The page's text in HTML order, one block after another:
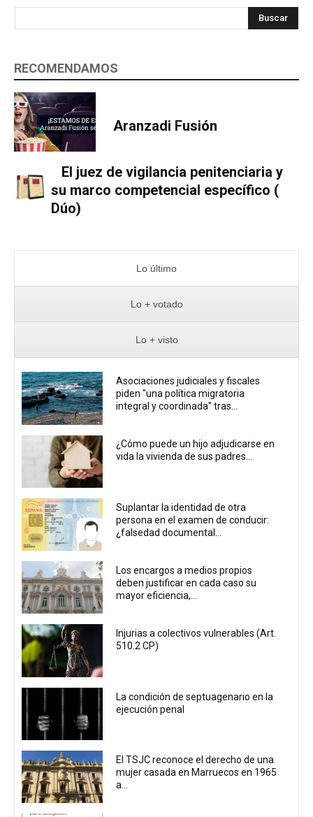
Buscar
RECOMENDAMOS
Aranzadi Fusión
El juez de vigilancia penitenciaria y
su marco competencial específico (
Dúo)
Lo último
Lo + votado
Lo + visto
Asociaciones judiciales y fiscales
piden "una política migratoria
integral y coordinada" tras...
¿Cómo puede un hijo adjudicarse en
vida la vivienda de sus padres...
Suplantar la identidad de otra
persona en el examen de conducir:
¿falsedad documental...
Los encargos a medios propios
deben justificar en cada caso su
mayor eficiencia,...
Injurias a colectivos vulnerables (Art.
510.2 CP)
La condición de septuagenario en la
ejecución penal
El TSJC reconoce el derecho de una
mujer casada en Marruecos en 1965
a...